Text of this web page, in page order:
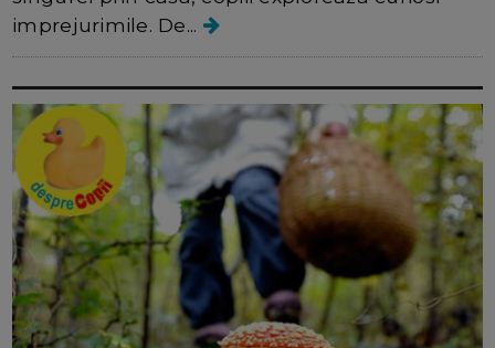
imprejurimile. De...